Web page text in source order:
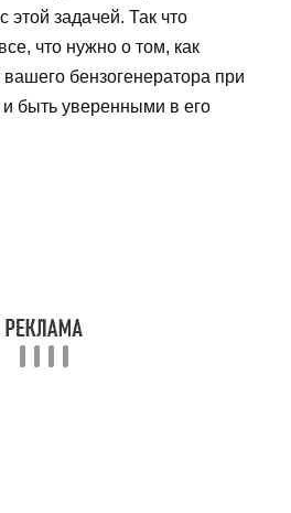
этой задачей. Так что
что нужно о том, как
бензогенератора при
быть уверенными в его